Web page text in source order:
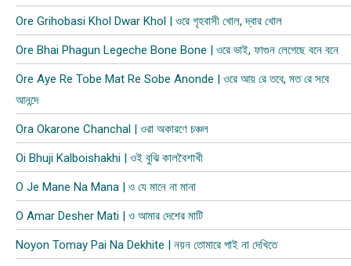
Ore Grihobasi Khol Dwar Khol | ওরে গৃহবাসী খোল, দ্বার খোল
Ore Bhai Phagun Legeche Bone Bone | ওরে ভাই, ফাগুন লেগেছে বনে বনে
Ore Aye Re Tobe Mat Re Sobe Anonde | ওরে আয় রে তবে, মত রে সবে
আনন্দে
Ora Okarone Chanchal | ওরা অকারণে চঞ্চল
Oi Bhuji Kalboishakhi | ওই বুঝি কালবৈশাখী
O Je Mane Na Mana | ও যে মানে না মানা
O Amar Desher Mati | ও আমার দেশের মাটি
Noyon Tomay Pai Na Dekhite | নয়ন তোমারে পাই না দেখিতে